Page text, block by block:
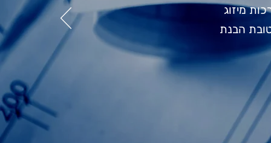
מיזוג
הבנת